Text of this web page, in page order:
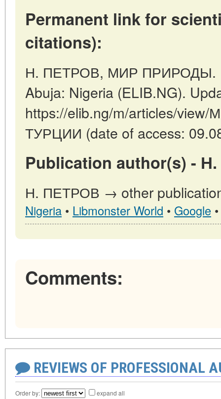
Permanent link for
citations):
Н. ПЕТРОВ, МИР
Abuja: Nigeria (ELIB.NG).
https://elib.ng/m/articles/
ТУРЦИИ (date of access:
Publication author(s) -
Н. ПЕТРОВ → other
Nigeria • Libmonster World • Google
Comments:
REVIEWS OF PROFESSIONAL
Order by: expand all